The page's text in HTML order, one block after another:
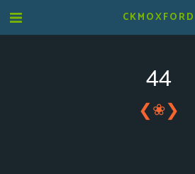
CKMOXFORD
44
❮❀❯